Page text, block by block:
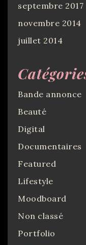
septembre 2017
novembre 2014
juillet 2014
Bande annonce
Beauté
Digital
Documentaires
Featured
Lifestyle
Moodboard
Non classé
Portfolio